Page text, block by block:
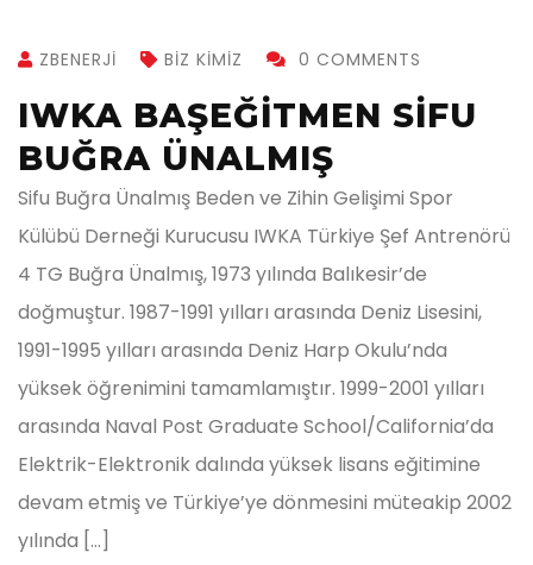
ZBENERJI BIZ KIMIZ 0 COMMENTS
IWKA BAŞEĞITMEN SİFU
BUĞRA ÜNALMIŞ
Sifu Buğra Ünalmış Beden ve Zihin Gelişimi Spor
Külübü Derneği Kurucusu IWKA Türkiye Şef Antrenörü
4 TG Buğra Ünalmış, 1973 yılında Balıkesir’de
doğmuştur. 1987-1991 yılları arasında Deniz Lisesini,
1991-1995 yılları arasında Deniz Harp Okulu’nda
yüksek öğrenimini tamamlamıştır. 1999-2001 yılları
arasında Naval Post Graduate School/California’da
Elektrik-Elektronik dalında yüksek lisans eğitimine
devam etmiş ve Türkiye’ye dönmesini müteakip 2002
yılında […]